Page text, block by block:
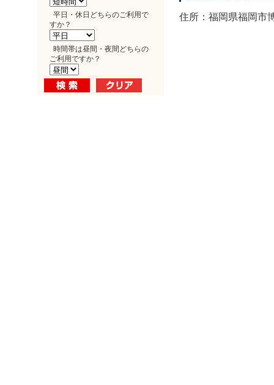
平日・休日どちらのご利用で
すか？
時間帯は昼間・夜間どちらの
ご利用ですか？
住所：福岡県福岡市